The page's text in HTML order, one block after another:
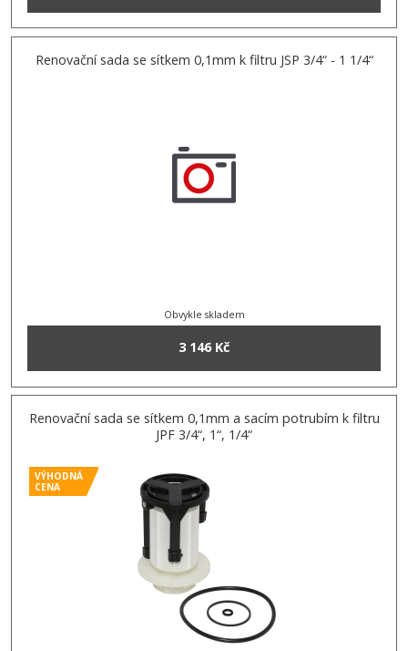
Renovační sada se sítkem 0,1mm k filtru JSP 3/4“ - 1 1/4“
Obvykle skladem
3 146 Kč
Renovační sada se sítkem 0,1mm a sacím potrubím k filtru
JPF 3/4“, 1“, 1/4“
VÝHODNÁ
CENA